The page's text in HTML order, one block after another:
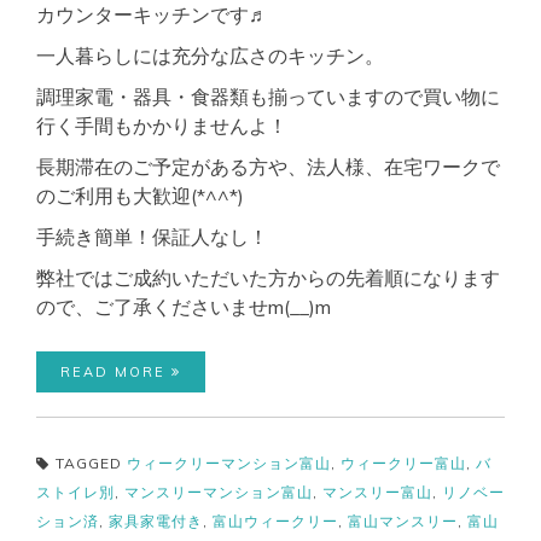
カウンターキッチンです♬
一人暮らしには充分な広さのキッチン。
調理家電・器具・食器類も揃っていますので買い物に
行く手間もかかりませんよ！
長期滞在のご予定がある方や、法人様、在宅ワークで
のご利用も大歓迎(*^^*)
手続き簡単！保証人なし！
弊社ではご成約いただいた方からの先着順になります
ので、ご了承くださいませm(__)m
READ MORE
TAGGED ウィークリーマンション富山 , ウィークリー富山 , バ
ストイレ別 , マンスリーマンション富山 , マンスリー富山 , リノベー
ション済, 家具家電付き , 富山ウィークリー , 富山マンスリー , 富山